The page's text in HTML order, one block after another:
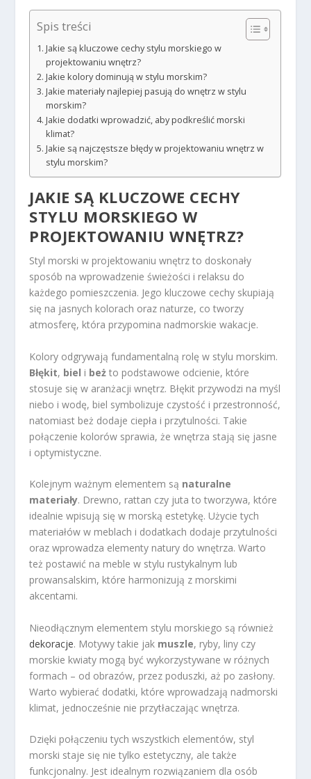
Spis treści
Jakie są kluczowe cechy stylu morskiego w
projektowaniu wnętrz?
Jakie kolory dominują w stylu morskim?
Jakie materiały najlepiej pasują do wnętrz w stylu
morskim?
Jakie dodatki wprowadzić, aby podkreślić morski
klimat?
Jakie są najczęstsze błędy w projektowaniu wnętrz w
stylu morskim?
JAKIE SĄ KLUCZOWE CECHY
STYLU MORSKIEGO W
PROJEKTOWANIU WNĘTRZ?
Styl morski w projektowaniu wnętrz to doskonały
sposób na wprowadzenie świeżości i relaksu do
każdego pomieszczenia. Jego kluczowe cechy skupiają
się na jasnych kolorach oraz naturze, co tworzy
atmosferę, która przypomina nadmorskie wakacje.
Kolory odgrywają fundamentalną rolę w stylu morskim.
Błękit, biel i beż to podstawowe odcienie, które
stosuje się w aranżacji wnętrz. Błękit przywodzi na myśl
niebo i wodę, biel symbolizuje czystość i przestronność,
natomiast beż dodaje ciepła i przytulności. Takie
połączenie kolorów sprawia, że wnętrza stają się jasne
i optymistyczne.
Kolejnym ważnym elementem są naturalne
materiały. Drewno, rattan czy juta to tworzywa, które
idealnie wpisują się w morską estetykę. Użycie tych
materiałów w meblach i dodatkach dodaje przytulności
oraz wprowadza elementy natury do wnętrza. Warto
też postawić na meble w stylu rustykalnym lub
prowansalskim, które harmonizują z morskimi
akcentami.
Nieodłącznym elementem stylu morskiego są również
dekoracje. Motywy takie jak muszle, ryby, liny czy
morskie kwiaty mogą być wykorzystywane w różnych
formach – od obrazów, przez poduszki, aż po zasłony.
Warto wybierać dodatki, które wprowadzają nadmorski
klimat, jednocześnie nie przytłaczając wnętrza.
Dzięki połączeniu tych wszystkich elementów, styl
morski staje się nie tylko estetyczny, ale także
funkcjonalny. Jest idealnym rozwiązaniem dla osób